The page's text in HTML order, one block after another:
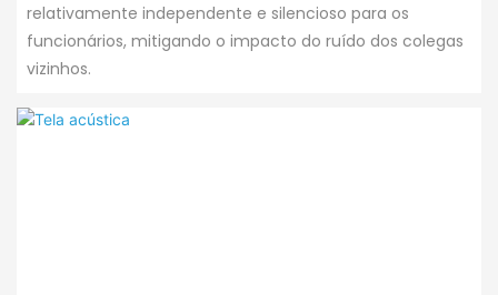
relativamente independente e silencioso para os
funcionários, mitigando o impacto do ruído dos colegas
vizinhos.